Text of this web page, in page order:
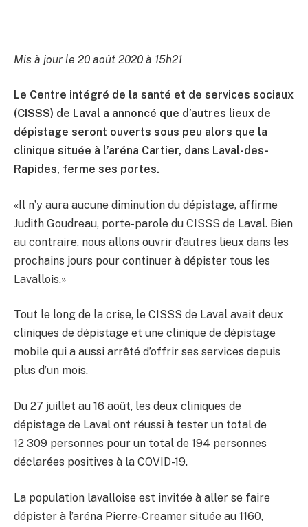
Mis à jour le 20 août 2020 à 15h21
Le Centre intégré de la santé et de services sociaux
(CISSS) de Laval a annoncé que d’autres lieux de
dépistage seront ouverts sous peu alors que la
clinique située à l’aréna Cartier, dans Laval-des-
Rapides, ferme ses portes.
«Il n’y aura aucune diminution du dépistage, affirme
Judith Goudreau, porte-parole du CISSS de Laval. Bien
au contraire, nous allons ouvrir d’autres lieux dans les
prochains jours pour continuer à dépister tous les
Lavallois.»
Tout le long de la crise, le CISSS de Laval avait deux
cliniques de dépistage et une clinique de dépistage
mobile qui a aussi arrêté d’offrir ses services depuis
plus d’un mois.
Du 27 juillet au 16 août, les deux cliniques de
dépistage de Laval ont réussi à tester un total de
12 309 personnes pour un total de 194 personnes
déclarées positives à la COVID-19.
La population lavalloise est invitée à aller se faire
dépister à l’aréna Pierre-Creamer située au 1160,